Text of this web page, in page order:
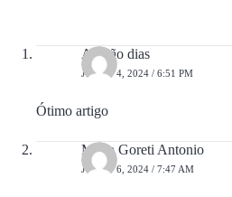
Abraão dias
JUNHO 4, 2024 / 6:51 PM
Ótimo artigo
Maria Goreti Antonio
JUNHO 6, 2024 / 7:47 AM